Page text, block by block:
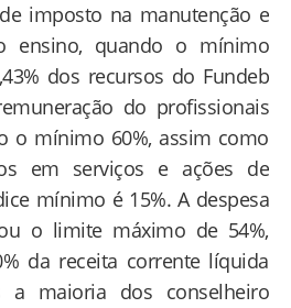
imposto na manutenção e
ensino, quando o mínimo
dos recursos do Fundeb
do profissionais
o mínimo 60%, assim como
em serviços e ações de
mínimo é 15%. A despesa
o limite máximo de 54%,
da receita corrente líquida
a maioria dos conselheiro